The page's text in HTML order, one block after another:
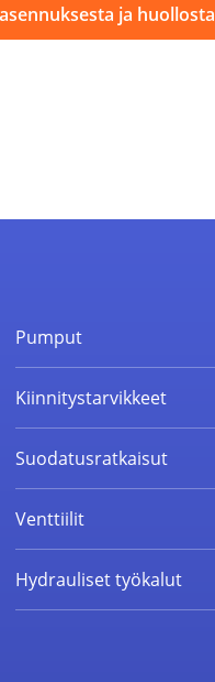
ja huollosta
Pumput
Kiinnitystarvikkeet
Suodatusratkaisut
Venttiilit
Hydrauliset työkalut